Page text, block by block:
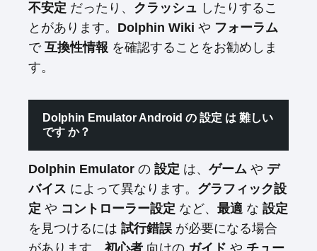
不安定 だったり、 クラッシュ したりするこ
とがあります。 Dolphin Wiki や フォーラム
で 互換性情報 を確認することをお勧めしま
す。
Dolphin Emulator Android の 設定 は 難しい
です か？
Dolphin Emulator の 設定 は、 ゲーム や デ
バイス によって異なります。 グラフィック設
定 や コントローラー設定 など、 最適 な 設定
を見つけるには 試行錯誤 が必要になる場合
があります。 初心者 向けの ガイド や チュー